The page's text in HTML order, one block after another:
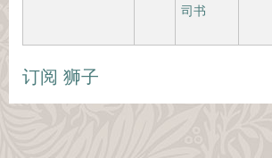
司书
订阅 狮子